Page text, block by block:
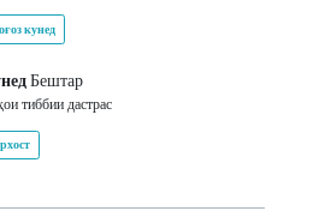
кунед
Бештар
тиббии дастрас